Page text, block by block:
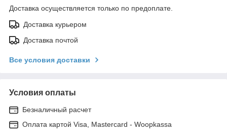
Доставка осуществляется только по предоплате.
Доставка курьером
Доставка почтой
Все условия доставки
Условия оплаты
Безналичный расчет
Оплата картой Visa, Mastercard - Woopkassa